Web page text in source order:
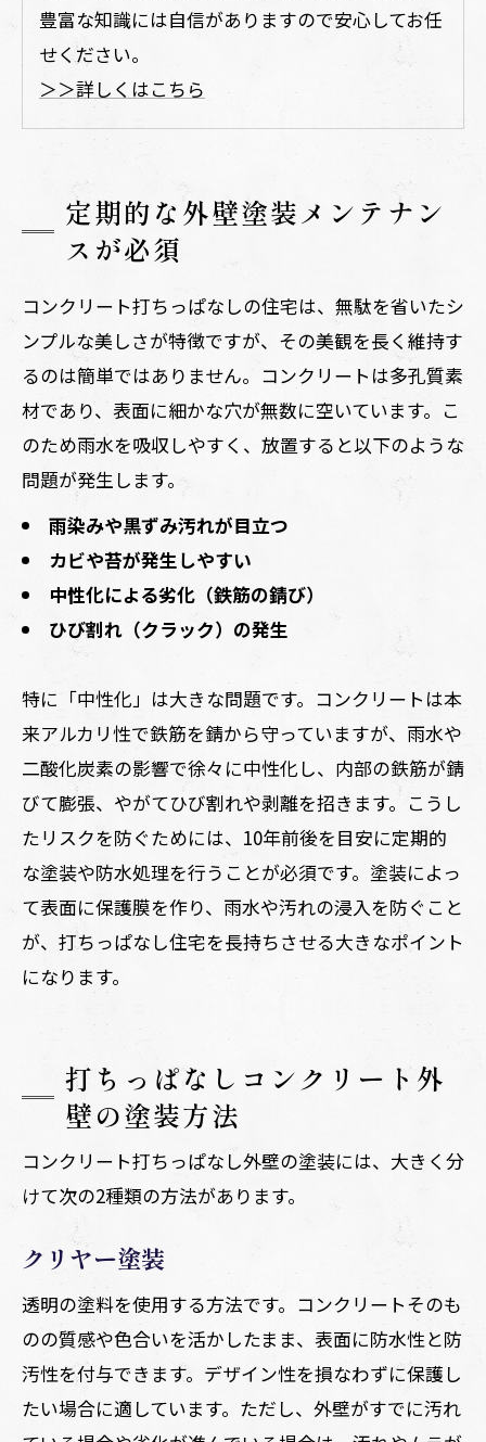
豊富な知識には自信がありますので安心してお任
せください。
＞＞詳しくはこちら
定期的な外壁塗装メンテナン
スが必須
コンクリート打ちっぱなしの住宅は、無駄を省いたシ
ンプルな美しさが特徴ですが、その美観を長く維持す
るのは簡単ではありません。コンクリートは多孔質素
材であり、表面に細かな穴が無数に空いています。こ
のため雨水を吸収しやすく、放置すると以下のような
問題が発生します。
雨染みや黒ずみ汚れが目立つ
カビや苔が発生しやすい
中性化による劣化（鉄筋の錆び）
ひび割れ（クラック）の発生
特に「中性化」は大きな問題です。コンクリートは本
来アルカリ性で鉄筋を錆から守っていますが、雨水や
二酸化炭素の影響で徐々に中性化し、内部の鉄筋が錆
びて膨張、やがてひび割れや剥離を招きます。こうし
たリスクを防ぐためには、10年前後を目安に定期的
な塗装や防水処理を行うことが必須です。塗装によっ
て表面に保護膜を作り、雨水や汚れの浸入を防ぐこと
が、打ちっぱなし住宅を長持ちさせる大きなポイント
になります。
打ちっぱなしコンクリート外
壁の塗装方法
コンクリート打ちっぱなし外壁の塗装には、大きく分
けて次の2種類の方法があります。
クリヤー塗装
透明の塗料を使用する方法です。コンクリートそのも
のの質感や色合いを活かしたまま、表面に防水性と防
汚性を付与できます。デザイン性を損なわずに保護し
たい場合に適しています。ただし、外壁がすでに汚れ